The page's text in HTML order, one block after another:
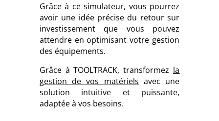
Grâce à ce simulateur, vous pourrez
avoir une idée précise du retour sur
investissement que vous pouvez
attendre en optimisant votre gestion
des équipements.
Grâce à TOOLTRACK, transformez la
gestion de vos matériels avec une
solution intuitive et puissante,
adaptée à vos besoins.